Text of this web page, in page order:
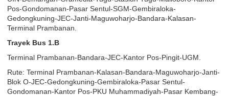
Pos-Gondomanan-Pasar Sentul-SGM-Gembiraloka-
Gedongkuning-JEC-Janti-Maguwoharjo-Bandara-Kalasan-
Terminal Prambanan.
Trayek Bus 1.B
Terminal Prambanan-Bandara-JEC-Kantor Pos-Pingit-UGM.
Rute: Terminal Prambanan-Kalasan-Bandara-Maguwoharjo-Janti-
Blok O-JEC-Gedongkuning-Gembiraloka-Pasar Sentul-
Gondomanan-Kantor Pos-PKU Muhammadiyah-Pasar Kembang-